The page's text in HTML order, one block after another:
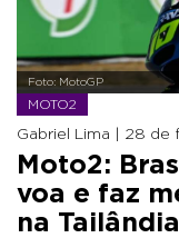
Foto: MotoGP
MOTO2
Gabriel Lima | 28 de
Moto2:
voa e faz
na Tailândia